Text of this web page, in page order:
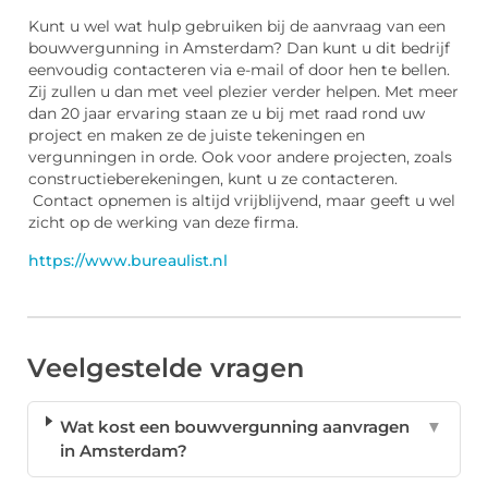
Kunt u wel wat hulp gebruiken bij de aanvraag van een
bouwvergunning in Amsterdam? Dan kunt u dit bedrijf
eenvoudig contacteren via e-mail of door hen te bellen.
Zij zullen u dan met veel plezier verder helpen. Met meer
dan 20 jaar ervaring staan ze u bij met raad rond uw
project en maken ze de juiste tekeningen en
vergunningen in orde. Ook voor andere projecten, zoals
constructieberekeningen, kunt u ze contacteren.
Contact opnemen is altijd vrijblijvend, maar geeft u wel
zicht op de werking van deze firma.
https://www.bureaulist.nl
Veelgestelde vragen
Wat kost een bouwvergunning aanvragen
in Amsterdam?
▼